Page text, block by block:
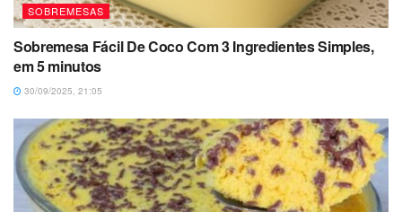
SOBREMESAS
Sobremesa Fácil De Coco Com 3 Ingredientes Simples,
em 5 minutos
30/09/2025, 21:05